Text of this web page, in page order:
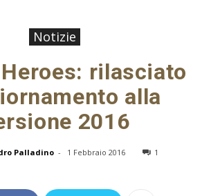
Notizie
rilasciato
alla
2016
Palladino - 1 Febbraio 2016 1